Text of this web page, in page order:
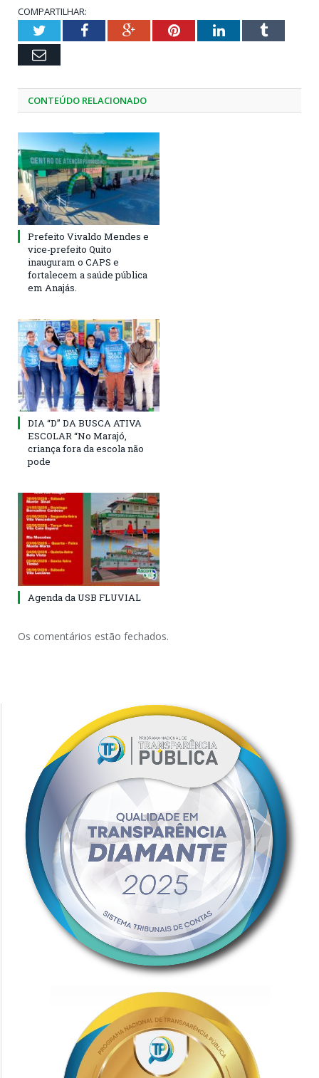
COMPARTILHAR:
TwitterFacebookGoogle+PinterestLinkedInTumblr
Email
CONTEÚDO RELACIONADO
Prefeito Vivaldo Mendes e
vice-prefeito Quito
inauguram o CAPS e
fortalecem a saúde pública
em Anajás.
DIA “D” DA BUSCA ATIVA
ESCOLAR “No Marajó,
criança fora da escola não
pode
Agenda da USB FLUVIAL
Os comentários estão fechados.